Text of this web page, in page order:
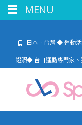
日本、台灣 ◆ 運動
證照◆ 台日運動專門家、
MENU